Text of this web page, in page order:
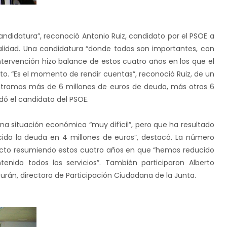
reconoció Antonio Ruiz, candidato por el PSOE a
Una candidatura “donde todos son importantes, con
hizo balance de estos cuatro años en los que el
“Es el momento de rendir cuentas”, reconoció Ruiz, de un
más de 6 millones de euros de deuda, más otros 6
el candidato del PSOE.
situación económica “muy difícil”, pero que ha resultado
la deuda en 4 millones de euros”, destacó. La número
resumiendo estos cuatro años en que “hemos reducido
todos los servicios”. También participaron Alberto
directora de Participación Ciudadana de la Junta.